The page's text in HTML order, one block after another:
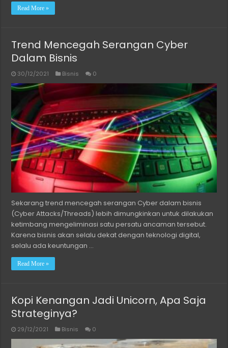
Read More »
Trend Mencegah Serangan Cyber
Dalam Bisnis
30/12/2021 Bisnis 0
Sekarang trend mencegah serangan Cyber dalam bisnis
(Cyber Attacks/Threads) lebih dimungkinkan untuk dilakukan
ketimbang mengeliminasi satu persatu ancaman tersebut.
Karena bisnis akan selalu dekat dengan teknologi digital,
selalu ada keuntungan …
Read More »
Kopi Kenangan Jadi Unicorn, Apa Saja
Strateginya?
29/12/2021 Bisnis 0